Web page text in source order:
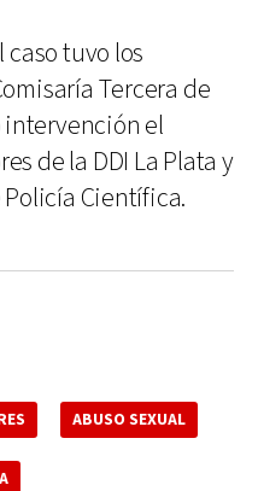
tuvo los
Tercera de
intervención el
de la DDI La Plata y
Científica.
ABUSO SEXUAL